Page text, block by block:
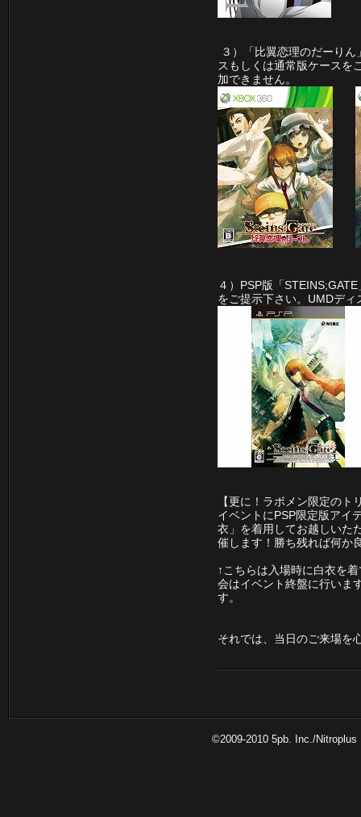
３）「比翼恋理のだーり
スもしくは通常版ケースを
加できません。
４）PSP版「
をご提示下さい。UMDデ
【更に！ラボメン限定の
イベントにPSP限定版アイ
衣」を着用してお越しいた
催します！勝ち残れば何か
↑こちらは入場時に白衣を
会はイベント終盤に行いま
す。
それでは、当日のご来場を
©2009-2010 5pb. Inc./